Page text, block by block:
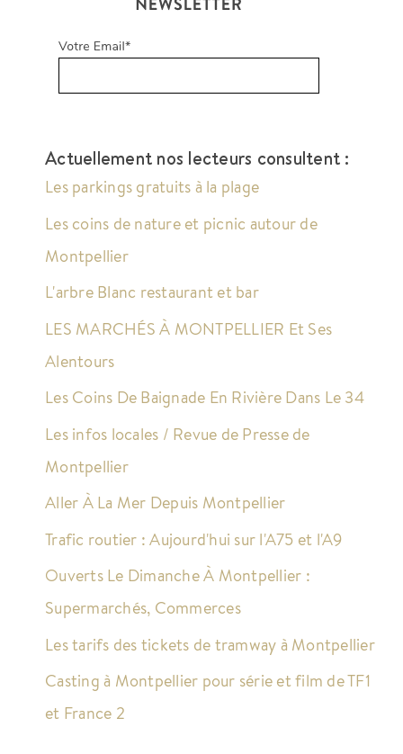
Actuellement nos lecteurs consultent :
Les parkings gratuits à la plage
Les coins de nature et picnic autour de
Montpellier
L'arbre Blanc restaurant et bar
LES MARCHÉS À MONTPELLIER Et Ses
Alentours
Les Coins De Baignade En Rivière Dans Le 34
Les infos locales / Revue de Presse de
Montpellier
Aller À La Mer Depuis Montpellier
Trafic routier : Aujourd'hui sur l'A75 et l'A9
Ouverts Le Dimanche À Montpellier :
Supermarchés, Commerces
Les tarifs des tickets de tramway à Montpellier
Casting à Montpellier pour série et film de TF1
et France 2